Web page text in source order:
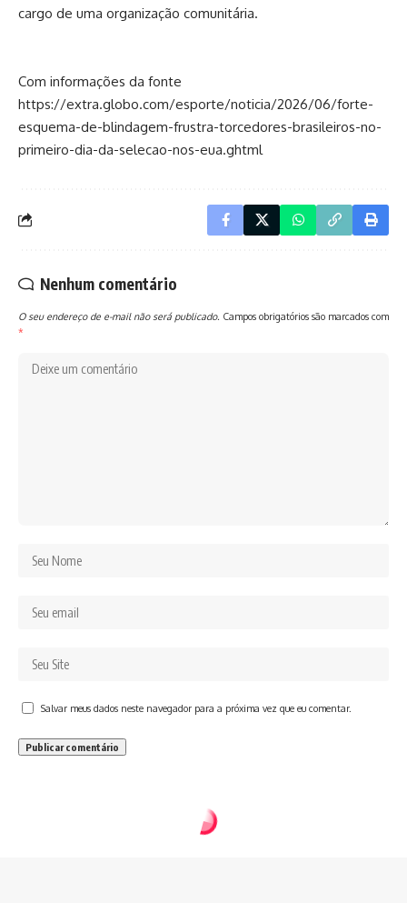
cargo de uma organização comunitária.
Com informações da fonte
https://extra.globo.com/esporte/noticia/2026/06/forte-
esquema-de-blindagem-frustra-torcedores-brasileiros-no-
primeiro-dia-da-selecao-nos-eua.ghtml
Nenhum comentário
O seu endereço de e-mail não será publicado. Campos obrigatórios são marcados com
*
Salvar meus dados neste navegador para a próxima vez que eu comentar.